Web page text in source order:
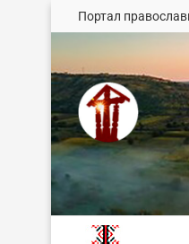
Портал